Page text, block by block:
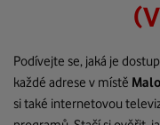
Podívejte se, jaká je
každé adrese v místě
si také internetovou